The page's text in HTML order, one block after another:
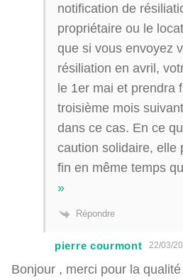
notification de
propriétaire ou le
que si vous envoyez
résiliation en avril,
le 1er mai et prendra
troisième mois
dans ce cas. En ce
caution solidaire, elle
fin en même temps
»
Répondre
pierre courmont 22/03/
Bonjour , merci pour la